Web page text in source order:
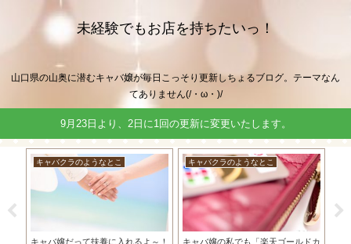
未経験でもお店を持ちたいっ！
山口県の山奥に潜むキャバ嬢が毎日こっそり更新しちょるブログ。テーマなん
てありません(/・ω・)/
9月23日より、2日に1回の更新に変更いたします。
キャバクラのようなとこ
キャバ嬢だって扶養に入れるよ～！
キャバクラのようなとこ
キャバ嬢の私でも「楽天ゴールドカ